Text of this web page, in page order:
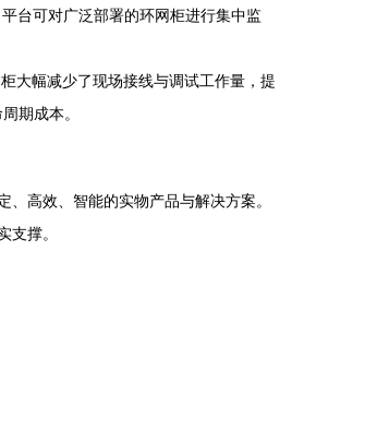
台可对广泛部署的环网柜进行集中监
大幅减少了现场接线与调试工作量，提
期成本。
高效、智能的实物产品与解决方案。
支撑。